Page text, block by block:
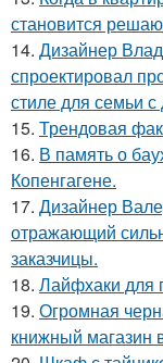
становится
14. Дизайнер
спроектировал
стиле для семьи
15. Трендовая
16. В память о
Копенгагене.
17. Дизайнер
отражающий
заказчицы.
18. Лайфхаки для
19. Огромная
книжный магазин